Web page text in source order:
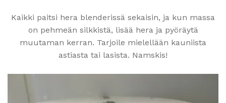
Kaikki paitsi hera blenderissä sekaisin, ja kun massa
on pehmeän silkkistä, lisää hera ja pyöräytä
muutaman kerran. Tarjoile mielellään kauniista
astiasta tai lasista. Namskis!